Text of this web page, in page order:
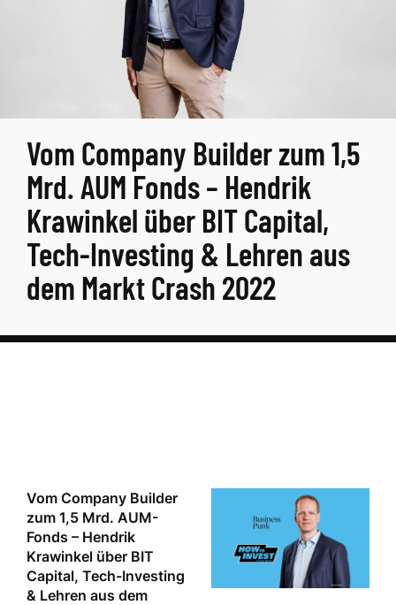
Vom Company Builder zum 1,5
Mrd. AUM Fonds – Hendrik
Krawinkel über BIT Capital,
Tech-Investing & Lehren aus
dem Markt Crash 2022
Vom Company Builder
zum 1,5 Mrd. AUM-
Fonds – Hendrik
Krawinkel über BIT
Capital, Tech-Investing
& Lehren aus dem